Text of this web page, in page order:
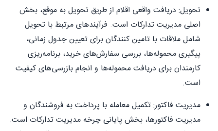
تحویل: دریافت واقعی اقلام از طریق تحویل به موقع، بخش
اصلی مدیریت تدارکات است. فرآیندهای مرتبط با تحویل
شامل ملاقات با تامین کنندگان برای تعیین جدول زمانی،
پیگیری محموله‌ها، بررسی سفارش‌های خرید، برنامه‌ریزی
کارمندان برای دریافت محموله‌ها و انجام بازرسی‌های کیفیت
است.
مدیریت فاکتور: تکمیل معامله با پرداخت به فروشندگان و
مدیریت فاکتورها، بخش پایانی چرخه مدیریت تدارکات است.